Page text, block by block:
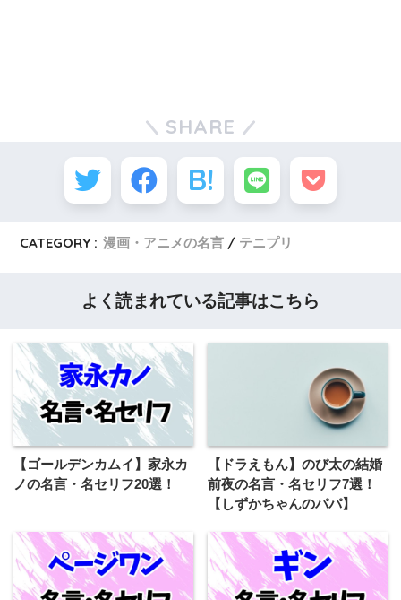
SHARE
CATEGORY : 漫画・アニメの名言 テニプリ
よく読まれている記事はこちら
【ゴールデンカムイ】家永カ
ノの名言・名セリフ20選！
【ドラえもん】のび太の結婚
前夜の名言・名セリフ7選！
【しずかちゃんのパパ】